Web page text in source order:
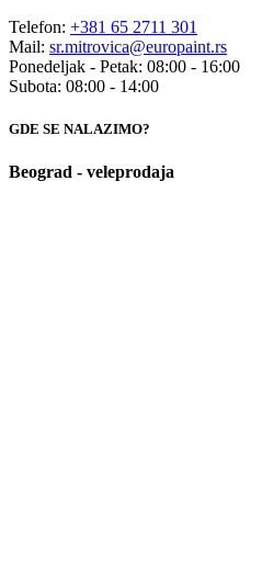
Telefon: +381 65 2711 301
Mail: sr.mitrovica@europaint.rs
Ponedeljak - Petak: 08:00 - 16:00
Subota: 08:00 - 14:00
GDE SE NALAZIMO?
Beograd - veleprodaja